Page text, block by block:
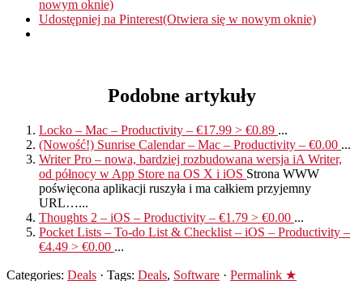
nowym oknie)
Udostępniej na Pinterest(Otwiera się w nowym oknie)
Podobne artykuły
Locko – Mac – Productivity – €17.99 > €0.89 ...
(Nowość!) Sunrise Calendar – Mac – Productivity – €0.00 ...
Writer Pro – nowa, bardziej rozbudowana wersja iA Writer,
od północy w App Store na OS X i iOS Strona WWW
poświęcona aplikacji ruszyła i ma całkiem przyjemny
URL…...
Thoughts 2 – iOS – Productivity – €1.79 > €0.00 ...
Pocket Lists – To-do List & Checklist – iOS – Productivity –
€4.49 > €0.00 ...
Categories: Deals · Tags: Deals, Software · Permalink ★